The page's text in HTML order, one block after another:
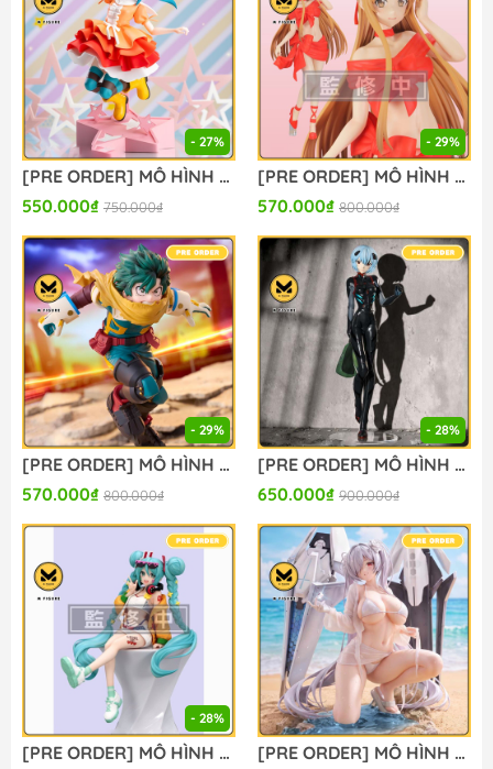
- 27%
[PRE ORDER] MÔ HÌNH Monogatari Series - Ononoki Yotsugi - XStellar (Sega Fave) FIGURE CHÍNH HÃNG
550.000₫ 750.000₫
- 29%
[PRE ORDER] MÔ HÌNH Sword Art Online - Asuna - BiCute Ribbons (FuRyu) FIGURE CHÍNH HÃNG
570.000₫ 800.000₫
- 29%
[PRE ORDER] MÔ HÌNH Boku no Hero Academia The Movie: You're Next - Midoriya Izuku (FuRyu) FIGURE CHÍNH HÃNG
570.000₫ 800.000₫
- 28%
[PRE ORDER] MÔ HÌNH Evangelion Shin Gekijouban - Ayanami Rei (Tentative Name) - Figurizm Alpha - Plugsuit Ver. (Sega Fave) FIGURE CHÍNH HÃNG
650.000₫ 900.000₫
- 28%
[PRE ORDER] MÔ HÌNH Vocaloid - Hatsune Miku - Noodle Stopper Figure - Digital Stars 2025 (FuRyu) FIGURE CHÍNH HÃNG
[PRE ORDER] MÔ HÌNH Cinderella: Crystal Wave - Goddess of Victory: Nikke (BM Studio) FIGURE CHÍNH HÃNG